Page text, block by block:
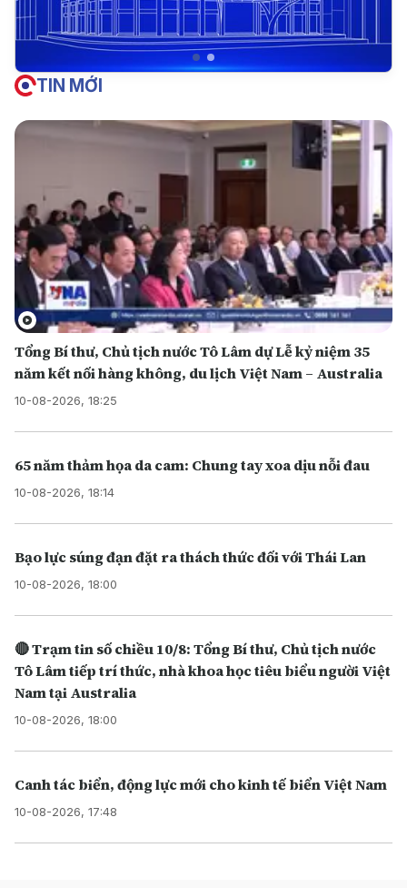
TIN MỚI
Tổng Bí thư, Chủ tịch nước Tô Lâm dự Lễ kỷ niệm 35
năm kết nối hàng không, du lịch Việt Nam – Australia
10-08-2026, 18:25
65 năm thảm họa da cam: Chung tay xoa dịu nỗi đau
10-08-2026, 18:14
Bạo lực súng đạn đặt ra thách thức đối với Thái Lan
10-08-2026, 18:00
🔴 Trạm tin số chiều 10/8: Tổng Bí thư, Chủ tịch nước
Tô Lâm tiếp trí thức, nhà khoa học tiêu biểu người Việt
Nam tại Australia
10-08-2026, 18:00
Canh tác biển, động lực mới cho kinh tế biển Việt Nam
10-08-2026, 17:48